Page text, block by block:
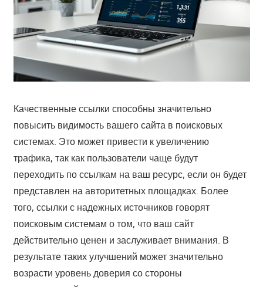
Качественные ссылки способны значительно
повысить видимость вашего сайта в поисковых
системах. Это может привести к увеличению
трафика, так как пользователи чаще будут
переходить по ссылкам на ваш ресурс, если он будет
представлен на авторитетных площадках. Более
того, ссылки с надежных источников говорят
поисковым системам о том, что ваш сайт
действительно ценен и заслуживает внимания. В
результате таких улучшений может значительно
возрасти уровень доверия со стороны